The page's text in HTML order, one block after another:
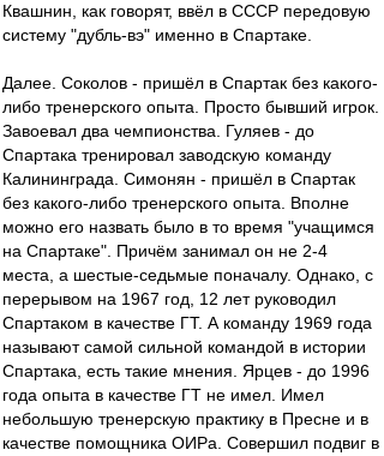
Квашнин, как говорят, ввёл в СССР передовую
систему "дубль-вэ" именно в Спартаке.
Далее. Соколов - пришёл в Спартак без какого-
либо тренерского опыта. Просто бывший игрок.
Завоевал два чемпионства. Гуляев - до
Спартака тренировал заводскую команду
Калининграда. Симонян - пришёл в Спартак
без какого-либо тренерского опыта. Вполне
можно его назвать было в то время "учащимся
на Спартаке". Причём занимал он не 2-4
места, а шестые-седьмые поначалу. Однако, с
перерывом на 1967 год, 12 лет руководил
Спартаком в качестве ГТ. А команду 1969 года
называют самой сильной командой в истории
Спартака, есть такие мнения. Ярцев - до 1996
года опыта в качестве ГТ не имел. Имел
небольшую тренерскую практику в Пресне и в
качестве помощника ОИРа. Совершил подвиг в